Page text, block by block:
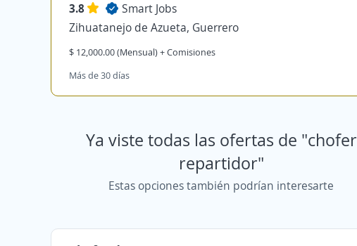
3.8
Smart Jobs
Zihuatanejo de Azueta, Guerrero
$ 12,000.00 (Mensual) + Comisiones
Más de 30 días
Ya viste todas las ofertas de "chofer
repartidor"
Estas opciones también podrían interesarte